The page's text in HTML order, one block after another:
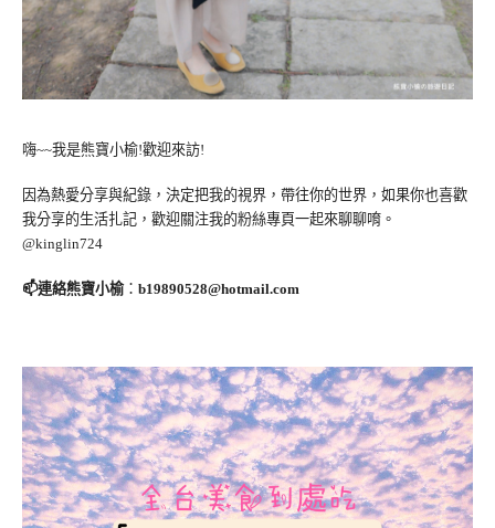
嗨~~我是熊寶小榆!歡迎來訪!
因為熱愛分享與紀錄，決定把我的視界，帶往你的世界，如果你也喜歡
我分享的生活扎記，歡迎關注我的粉絲專頁一起來聊聊唷。
@kinglin724
📫連絡熊寶小榆： b19890528@hotmail.com